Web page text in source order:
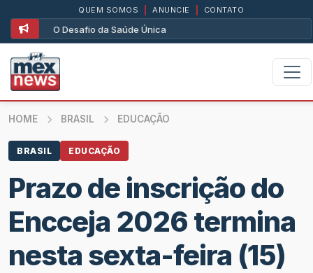
O Desafio da Saúde Única
QUEM SOMOS ANUNCIE CONTATO
HOME BRASIL EDUCAÇÃO
BRASIL EDUCAÇÃO
Prazo de inscrição do
Encceja 2026 termina
nesta sexta-feira (15)